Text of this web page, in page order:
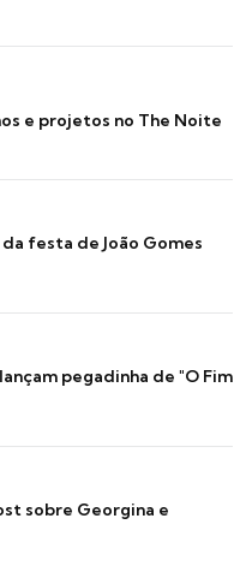
e projetos no The Noite
festa de João Gomes
pegadinha de "O Fim
sobre Georgina e